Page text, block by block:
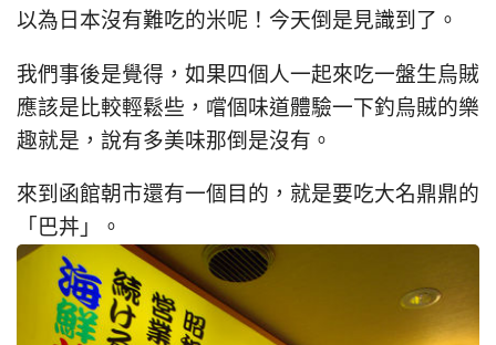
以為日本沒有難吃的米呢！今天倒是見識到了。
我們事後是覺得，如果四個人一起來吃一盤生烏賊
應該是比較輕鬆些，嚐個味道體驗一下釣烏賊的樂
趣就是，說有多美味那倒是沒有。
來到函館朝市還有一個目的，就是要吃大名鼎鼎的
「巴丼」。